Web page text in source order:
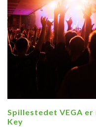
Spillestedet VEGA
Key